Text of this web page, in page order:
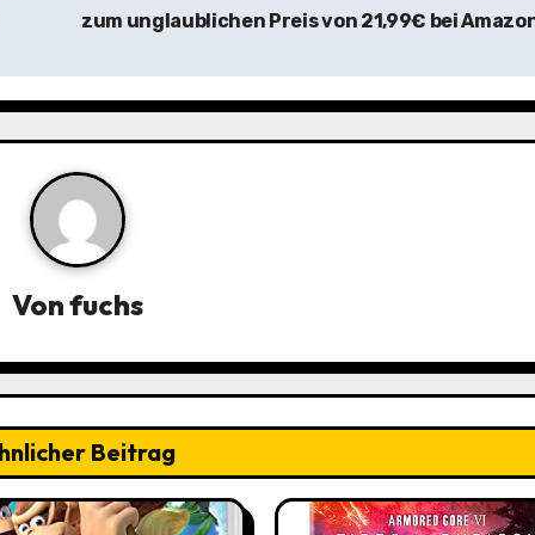
zum unglaublichen Preis von 21,99€ bei
Vonfuchs
Beitrag